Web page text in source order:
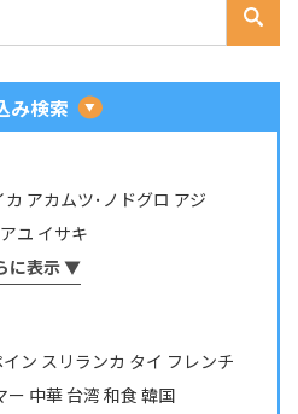
み検索
カ アカムツ･ノドグロ アジ
ユ イサキ
イスズミイトヨリダイ
コ
ハギカンパチ
ュウセン･ベラ
に表示 ▼
イン スリランカ タイ フレンチ
ー 中華 台湾 和食 韓国